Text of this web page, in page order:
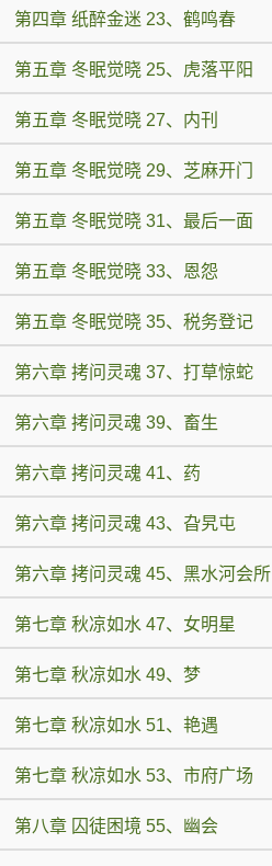
第四章 纸醉金迷 23、鹤鸣春
第五章 冬眠觉晓 25、虎落平阳
第五章 冬眠觉晓 27、内刊
第五章 冬眠觉晓 29、芝麻开门
第五章 冬眠觉晓 31、最后一面
第五章 冬眠觉晓 33、恩怨
第五章 冬眠觉晓 35、税务登记
第六章 拷问灵魂 37、打草惊蛇
第六章 拷问灵魂 39、畜生
第六章 拷问灵魂 41、药
第六章 拷问灵魂 43、旮旯屯
第六章 拷问灵魂 45、黑水河会所
第七章 秋凉如水 47、女明星
第七章 秋凉如水 49、梦
第七章 秋凉如水 51、艳遇
第七章 秋凉如水 53、市府广场
第八章 囚徒困境 55、幽会